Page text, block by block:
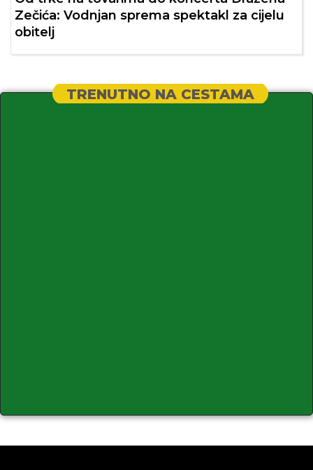
Zečića: Vodnjan sprema spektakl za cijelu
obitelj
TRENUTNO NA CESTAMA